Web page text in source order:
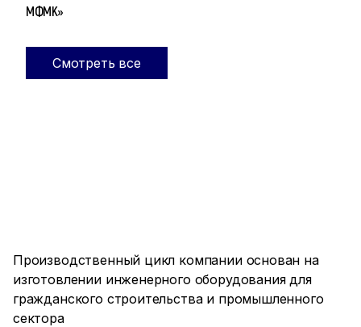
МФМК»
Смотреть все
Производственный цикл компании основан на
изготовлении инженерного оборудования для
гражданского строительства и промышленного
сектора